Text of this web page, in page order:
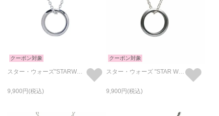
クーポン対象
スター・ウォーズ"STARWARS™" イントロダクトメッセージネックレス-シルバー（鏡面仕上）
9,900
クーポン対象
スター・ウォーズ "STAR WARS™" イントロダクトメッセージネックレス-シルバー（燻加工）
9,900